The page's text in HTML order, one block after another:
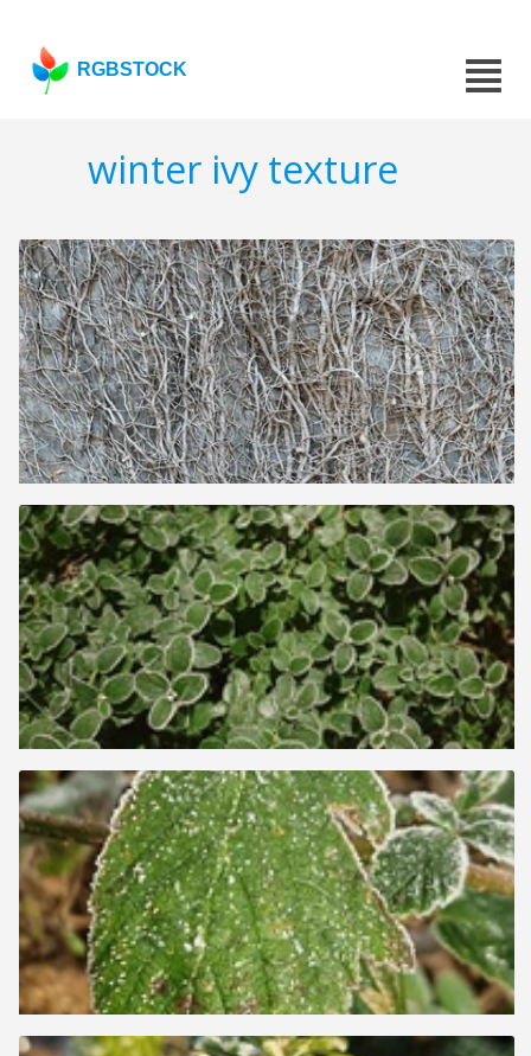
RGBSTOCK
winter ivy texture